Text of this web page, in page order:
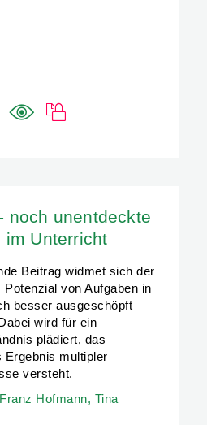
noch unentdeckte
im Unterricht
Beitrag widmet sich der
Potenzial von Aufgaben in
besser ausgeschöpft
wird für ein
plädiert, das
Ergebnis multipler
versteht.
Franz Hofmann, Tina Hascher
Franz Hofmann, Tina